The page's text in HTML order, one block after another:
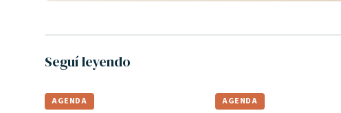
Seguí leyendo
AGENDA AGENDA